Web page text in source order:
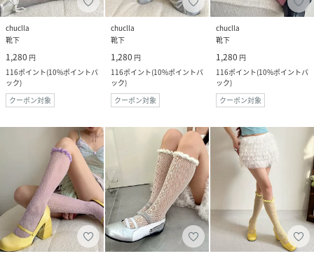
chuclla
靴下
1,280 円
116ポイント(10%ポイントバ
ック)
クーポン対象
chuclla
靴下
1,280 円
116ポイント(10%ポイントバ
ック)
クーポン対象
chuclla
靴下
1,280 円
116ポイント(10%ポイントバ
ック)
クーポン対象